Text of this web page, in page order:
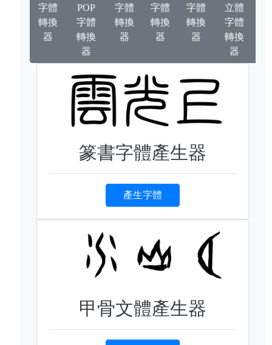
字體
轉換
器
POP
字體
轉換
器
字體
轉換
器
字體
轉換
器
字體
轉換
器
立體
字體
轉換
器
篆書字體產生器
產生字體
甲骨文體產生器